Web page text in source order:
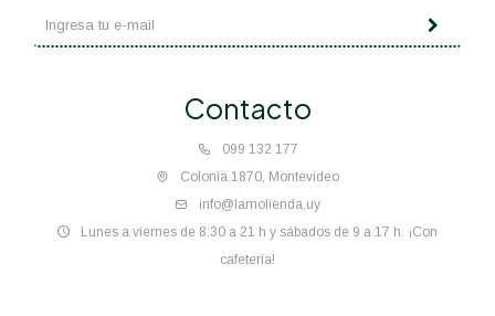
Contacto
099 132 177
Colonia 1870, Montevideo
info@lamolienda.uy
Lunes a viernes de 8:30 a 21 h y sábados de 9 a 17 h. ¡Con
cafetería!